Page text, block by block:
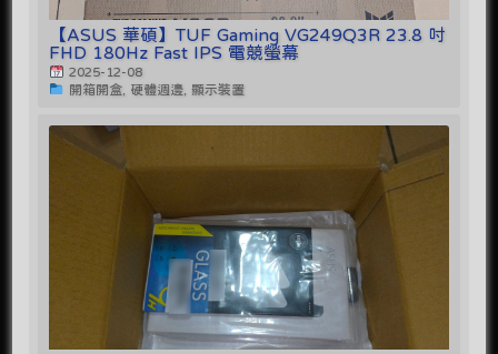
【ASUS 華碩】TUF Gaming VG249Q3R 23.8 吋
FHD 180Hz Fast IPS 電競螢幕
2025-12-08
開箱開盒, 硬體週邊, 顯示裝置